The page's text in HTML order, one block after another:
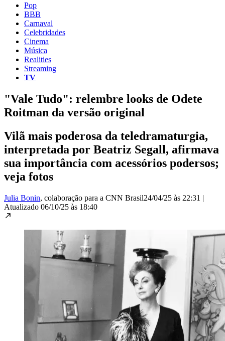
Pop
BBB
Carnaval
Celebridades
Cinema
Música
Realities
Streaming
TV
"Vale Tudo": relembre looks de Odete
Roitman da versão original
Vilã mais poderosa da teledramaturgia,
interpretada por Beatriz Segall, afirmava
sua importância com acessórios podersos;
veja fotos
Julia Bonin, colaboração para a CNN Brasil24/04/25 às 22:31 |
Atualizado 06/10/25 às 18:40